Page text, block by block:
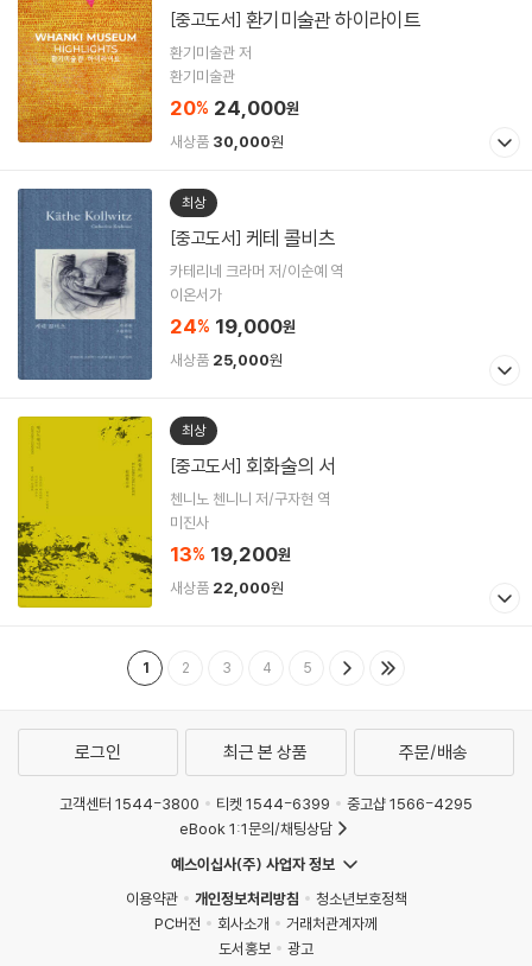
[중고도서] 환기미술관 하이라이트
환기미술관 저
환기미술관
20% 24,000원
새상품 30,000원
최상
[중고도서] 케테 콜비츠
카테리네 크라머 저/이순예 역
이온서가
24% 19,000원
새상품 25,000원
최상
[중고도서] 회화술의 서
첸니노 첸니니 저/구자현 역
미진사
13% 19,200원
새상품 22,000원
1 2 3 4 5
로그인 최근 본 상품 주문/배송
고객센터 1544-3800 티켓 1544-6399
중고샵 1566-4295
eBook 1:1문의/채팅상담
예스이십사(주) 사업자 정보
이용약관
개인정보처리방침
청소년보호정책
PC버전
회사소개
거래처관계자께
도서홍보
광고